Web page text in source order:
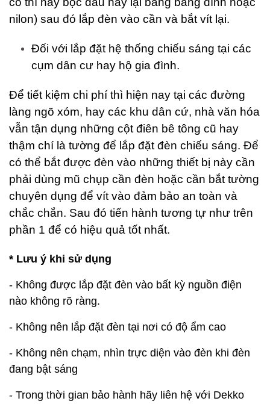
nilon) sau đó lắp đèn vào cần và bắt vít lại.
Đối với lắp đặt hệ thống chiếu sáng tại các
cụm dân cư hay hộ gia đình.
Để tiết kiệm chi phí thì hiện nay tại các đường
làng ngõ xóm, hay các khu dân cứ, nhà văn hóa
vẫn tận dụng những cột điên bê tông cũ hay
thậm chí là tường để lắp đặt đèn chiếu sáng. Để
có thể bắt được đèn vào những thiết bị này cần
phải dùng mũ chụp cần đèn hoặc cần bắt tường
chuyên dụng để vít vào đảm bảo an toàn và
chắc chắn. Sau đó tiến hành tương tự như trên
phần 1 để có hiệu quả tốt nhất.
* Lưu ý khi sử dụng
- Không được lắp đặt đèn vào bất kỳ nguồn điện
nào không rõ ràng.
- Không nên lắp đặt đèn tại nơi có độ ẩm cao
- Không nên chạm, nhìn trực diện vào đèn khi đèn
đang bật sáng
- Trong thời gian bảo hành hãy liên hệ với Dekko